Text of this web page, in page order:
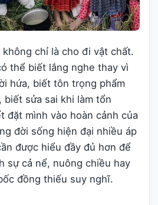
chỉ là cho đi vật chất.
thể biết lắng nghe thay vì
hứa, biết tôn trọng phẩm
biết sửa sai khi làm tổn
đặt mình vào hoàn cảnh của
đời sống hiện đại nhiều áp
được hiểu đầy đủ hơn để
sự cả nể, nuông chiều hay
đồng thiếu suy nghĩ.